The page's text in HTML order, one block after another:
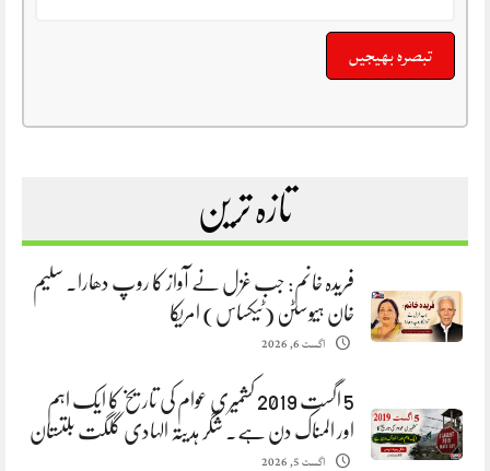
تازہ ترین
فریدہ خانم: جب غزل نے آواز کا روپ دھارا. سلیم
خان ہیوسٹن (ٹیکساس) امریکا
اگست 6, 2026
5 اگست 2019 کشمیری عوام کی تاریخ کا ایک اہم
اور المناک دن ہے. شگر ہدیتہ الہادی گلگت بلتستان
اگست 5, 2026